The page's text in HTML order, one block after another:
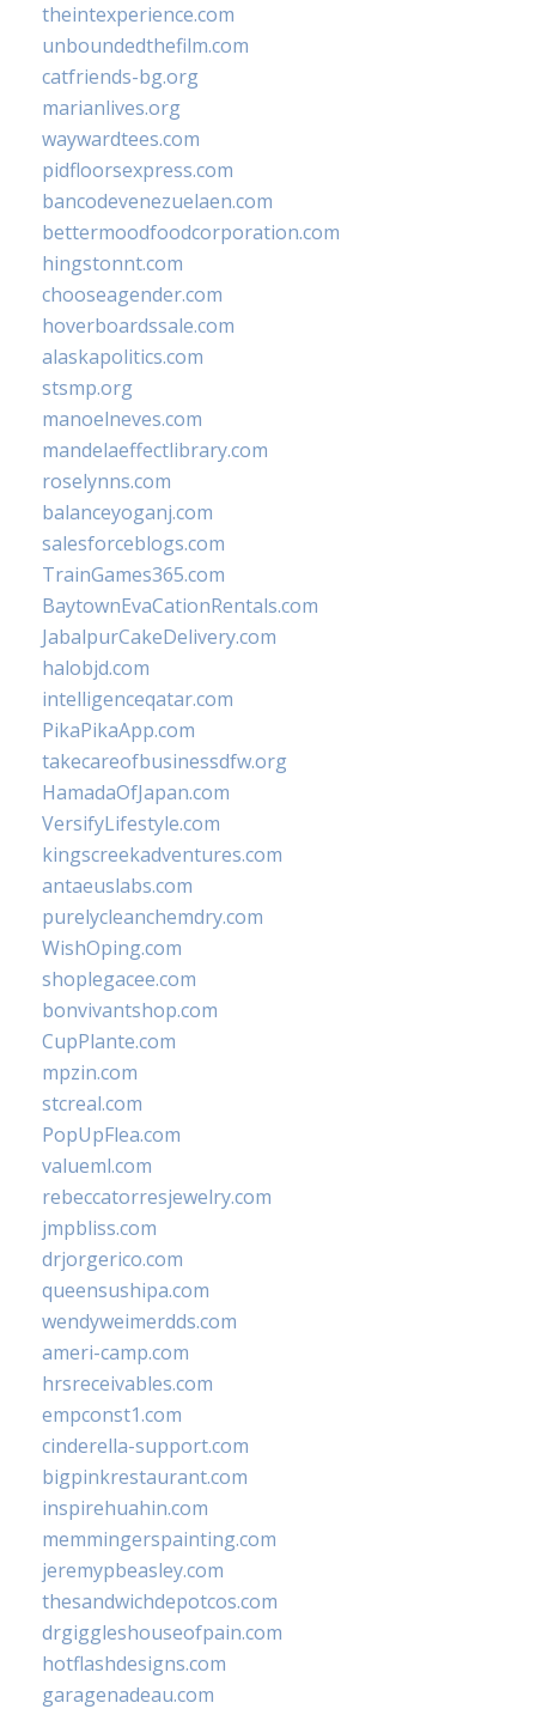
theintexperience.com
unboundedthefilm.com
catfriends-bg.org
marianlives.org
waywardtees.com
pidfloorsexpress.com
bancodevenezuelaen.com
bettermoodfoodcorporation.com
hingstonnt.com
chooseagender.com
hoverboardssale.com
alaskapolitics.com
stsmp.org
manoelneves.com
mandelaeffectlibrary.com
roselynns.com
balanceyoganj.com
salesforceblogs.com
TrainGames365.com
BaytownEvaCationRentals.com
JabalpurCakeDelivery.com
halobjd.com
intelligenceqatar.com
PikaPikaApp.com
takecareofbusinessdfw.org
HamadaOfJapan.com
VersifyLifestyle.com
kingscreekadventures.com
antaeuslabs.com
purelycleanchemdry.com
WishOping.com
shoplegacee.com
bonvivantshop.com
CupPlante.com
mpzin.com
stcreal.com
PopUpFlea.com
valueml.com
rebeccatorresjewelry.com
jmpbliss.com
drjorgerico.com
queensushipa.com
wendyweimerdds.com
ameri-camp.com
hrsreceivables.com
empconst1.com
cinderella-support.com
bigpinkrestaurant.com
inspirehuahin.com
memmingerspainting.com
jeremypbeasley.com
thesandwichdepotcos.com
drgiggleshouseofpain.com
hotflashdesigns.com
garagenadeau.com